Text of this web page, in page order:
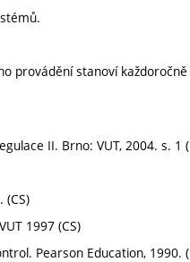
provádění stanoví
II. Brno: VUT, 2004. s. 1
(CS)
1997 (CS)
Pearson Education, 1990.